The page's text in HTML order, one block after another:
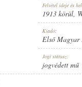
Felvétel ideje és
1913 körül,
Kiadó:
Első Magyar
Jogi státusz:
jogvédett mű